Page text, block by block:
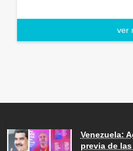
ver
Venezuela:
previa de